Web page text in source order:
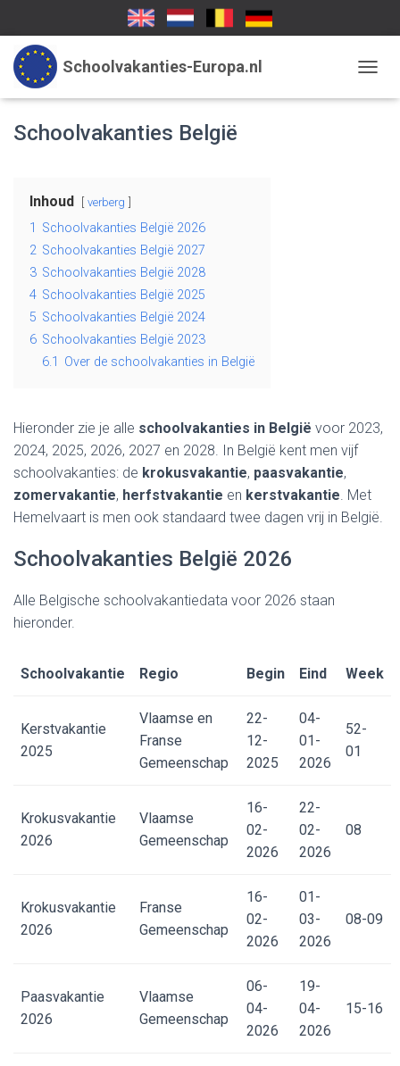
Schoolvakanties-Europa.nl
Schoolvakanties België
Inhoud verberg
1
Schoolvakanties België 2026
2 Schoolvakanties België 2027
3 Schoolvakanties België 2028
4 Schoolvakanties België 2025
5 Schoolvakanties België 2024
6 Schoolvakanties België 2023
6.1
Over de schoolvakanties in België
Hieronder zie je alle schoolvakanties in België voor 2023,
2024, 2025, 2026, 2027 en 2028. In België kent men vijf
schoolvakanties: de krokusvakantie, paasvakantie,
zomervakantie, herfstvakantie en kerstvakantie. Met
Hemelvaart is men ook standaard twee dagen vrij in België.
Schoolvakanties België 2026
Alle Belgische schoolvakantiedata voor 2026 staan
hieronder.
Schoolvakantie Regio Begin Eind Week
Kerstvakantie
2025
Vlaamse en
Franse
Gemeenschap
22-
12-
2025
04-
01-
2026
52-
01
Krokusvakantie
2026
Vlaamse
Gemeenschap
16-
02-
2026
22-
02-
2026
08
Krokusvakantie
2026
Franse
Gemeenschap
16-
02-
2026
01-
03-
2026
08-09
Paasvakantie
2026
Vlaamse
Gemeenschap
06-
04-
2026
19-
04-
2026
15-16